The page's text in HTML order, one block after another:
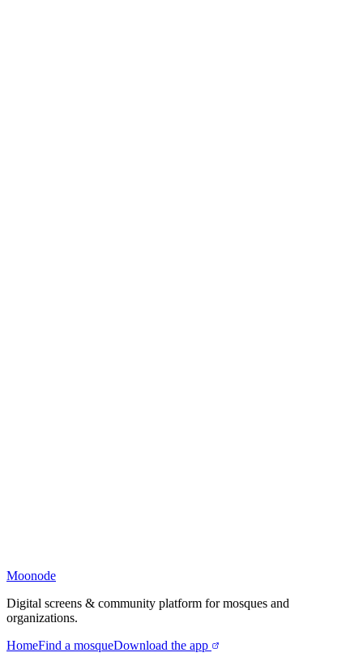
Moonode
Digital screens & community platform for mosques and
organizations.
HomeFind a mosqueDownload the app